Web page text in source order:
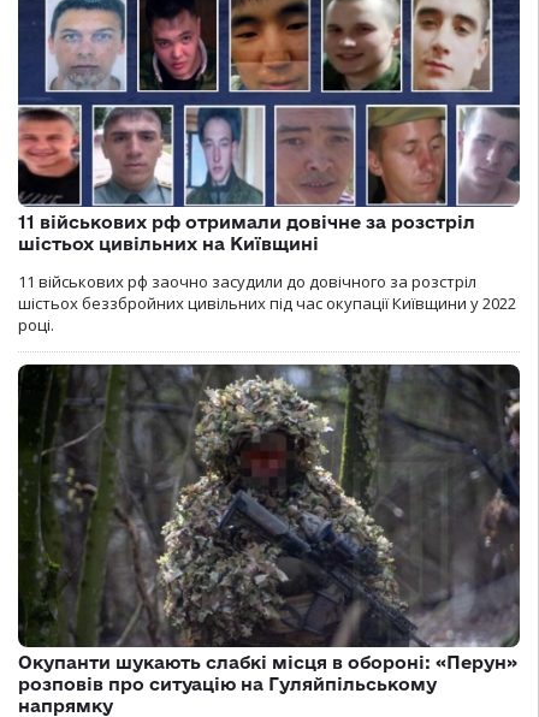
11 військових рф отримали довічне за розстріл
шістьох цивільних на Київщині
11 військових рф заочно засудили до довічного за розстріл
шістьох беззбройних цивільних під час окупації Київщини у 2022
році.
Окупанти шукають слабкі місця в обороні: «Перун»
розповів про ситуацію на Гуляйпільському
напрямку